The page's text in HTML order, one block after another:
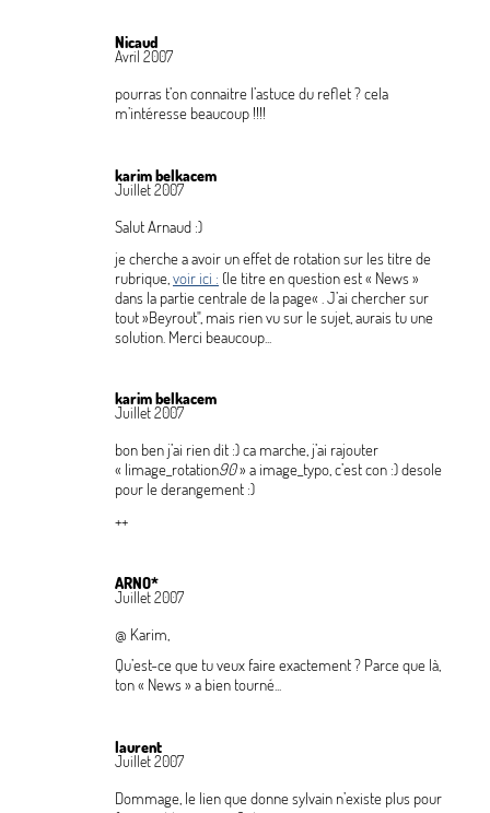
Nicaud
Avril 2007
pourras t’on connaitre l’astuce du reflet? cela
m’intéresse beaucoup !!!!
karim belkacem
Juillet 2007
Salut Arnaud :)
je cherche a avoir un effet de rotation sur les titre de
rubrique, voir ici : (le titre en question est « News »
dans la partie centrale de la page« . J’ai chercher sur
tout»Beyrout", mais rien vu sur le sujet, aurais tu une
solution. Merci beaucoup...
karim belkacem
Juillet 2007
bon ben j’ai rien dit :) ca marche, j’ai rajouter
« |image_rotation90» a image_typo, c’est con :) desole
pour le derangement :)
++
ARNO*
Juillet 2007
@ Karim,
Qu’est-ce que tu veux faire exactement? Parce que là,
ton « News » a bien tourné...
laurent
Juillet 2007
Dommage, le lien que donne sylvain n’existe plus pour